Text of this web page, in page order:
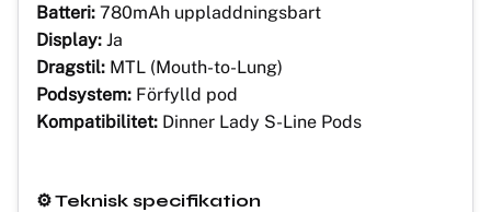
Batteri: 780mAh uppladdningsbart
Display: Ja
Dragstil: MTL (Mouth-to-Lung)
Podsystem: Förfylld pod
Kompatibilitet: Dinner Lady S-Line Pods
⚙️ Teknisk specifikation